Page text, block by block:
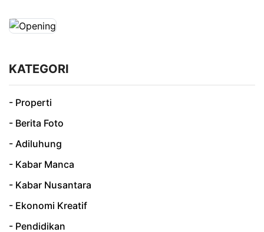
KATEGORI
- Properti
- Berita Foto
- Adiluhung
- Kabar Manca
- Kabar Nusantara
- Ekonomi Kreatif
- Pendidikan